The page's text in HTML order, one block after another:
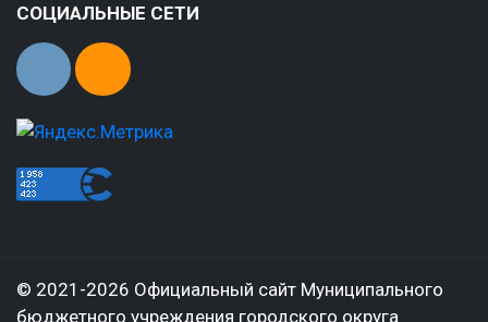
СОЦИАЛЬНЫЕ СЕТИ
© 2021-2026 Официальный сайт Муниципального
бюджетного учреждения городского округа